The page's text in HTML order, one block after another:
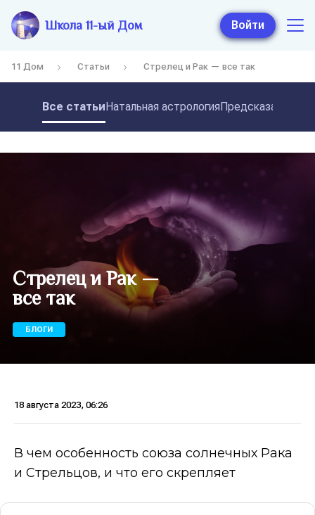
Школа 11-ый Дом Войти
11 Дом Статьи Стрелец и Рак — все так
Все статьиНатальная астрология
Стрелец и Рак —
все так
БЛОГИ
18 августа 2023, 06:26
В чем особенность союза солнечных Рака
и Стрельцов, и что его скрепляет